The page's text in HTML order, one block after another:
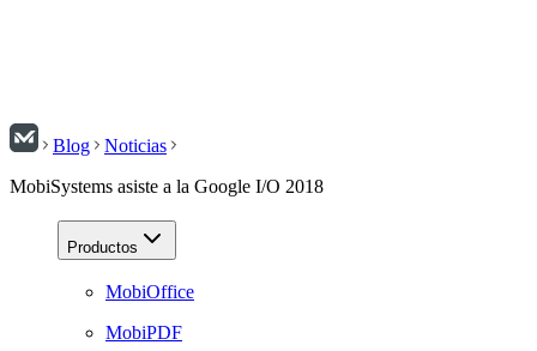
Blog
Noticias
MobiSystems asiste a la Google I/O 2018
Productos
MobiOffice
MobiPDF